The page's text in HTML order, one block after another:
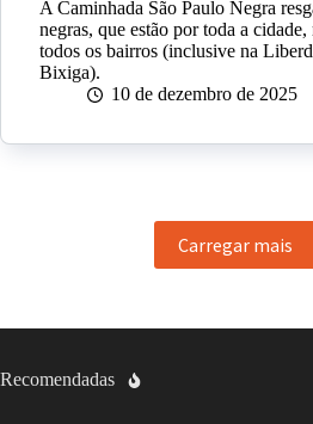
A Caminhada São Paulo Negra
negras, que estão por toda a
todos os bairros (inclusive na
Bixiga).
10 de dezembro de 2025
Carregar mais
Recomendadas